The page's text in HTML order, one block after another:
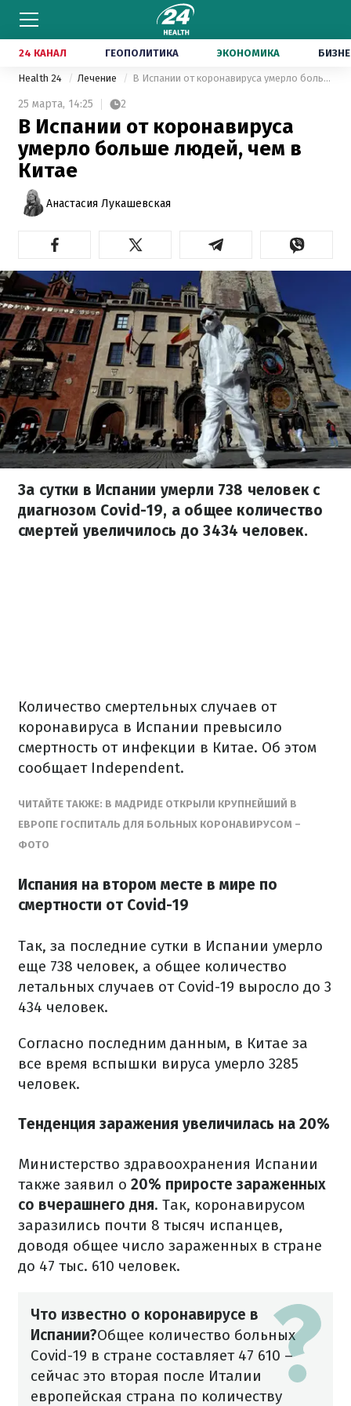
24 КАНАЛ ГЕОПОЛИТИКА ЭКОНОМИКА
Health 24 Лечение В Испании от коронавируса умерло больше людей, чем в Китае
25 марта, 14:25 2
В Испании от коронавируса
умерло больше людей, чем в
Китае
Анастасия Лукашевская
За сутки в Испании умерли 738 человек с
диагнозом Covid-19, а общее количество
смертей увеличилось до 3434 человек.
Количество смертельных случаев от
коронавируса в Испании превысило
смертность от инфекции в Китае. Об этом
сообщает Independent.
ЧИТАЙТЕ ТАКЖЕ: В МАДРИДЕ ОТКРЫЛИ КРУПНЕЙШИЙ В
ЕВРОПЕ ГОСПИТАЛЬ ДЛЯ БОЛЬНЫХ КОРОНАВИРУСОМ –
ФОТО
Испания на втором месте в мире по
смертности от Covid-19
Так, за последние сутки в Испании умерло
еще 738 человек, а общее количество
летальных случаев от Covid-19 выросло до 3
434 человек.
Согласно последним данным, в Китае за
все время вспышки вируса умерло 3285
человек.
Тенденция заражения увеличилась на 20%
Министерство здравоохранения Испании
также заявил о 20% приросте зараженных
со вчерашнего дня. Так, коронавирусом
заразились почти 8 тысяч испанцев,
доводя общее число зараженных в стране
до 47 тыс. 610 человек.
Что известно о коронавирусе в
Испании?Общее количество больных
Covid-19 в стране составляет 47 610 –
сейчас это вторая после Италии
европейская страна по количеству